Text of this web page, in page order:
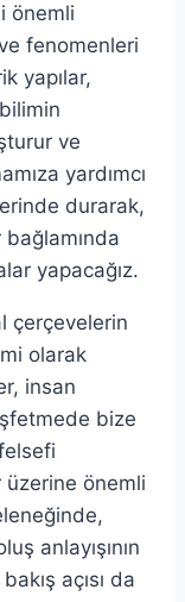
önemli
fenomenleri
yapılar,
ve
yardımcı
durarak,
yapacağız.
çerçevelerin
olarak
insan
bize
üzerine önemli
anlayışının
açısı da